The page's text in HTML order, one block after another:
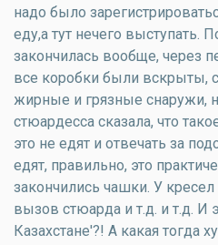
надо было
еду,а тут нечего выступать.
закончилась вообще, через
все коробки были вскрыты,
жирные и грязные снаружи,
стюардесса сказала, что
это не едят и отвечать за
едят, правильно, это
закончились чашки. У кресел
вызов стюарда и т.д. и т.д. И
Казахстане'?! А какая тогда